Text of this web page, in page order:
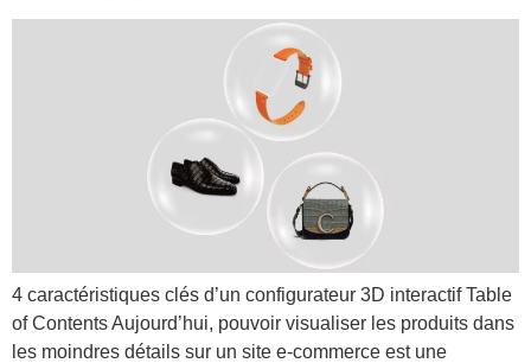
4 caractéristiques clés d’un configurateur 3D interactif Table
of Contents Aujourd’hui, pouvoir visualiser les produits dans
les moindres détails sur un site e-commerce est une